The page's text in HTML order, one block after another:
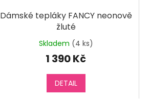
Dámské tepláky FANCY neonově
žluté
Skladem (4 ks)
1 390 Kč
DETAIL